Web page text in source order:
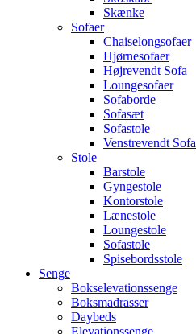
Skænke
Sofaer
Chaiselongsofaer
Hjørnesofaer
Højrevendt Sofa
Loungesofaer
Sofaborde
Sofasæt
Sofastole
Venstrevendt Sofa
Stole
Barstole
Gyngestole
Kontorstole
Lænestole
Loungestole
Sofastole
Spisebordsstole
Senge
Bokselevationssenge
Boksmadrasser
Daybeds
Elevationssenge